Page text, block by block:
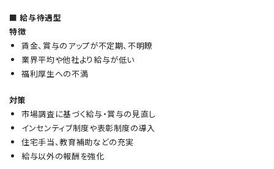
■ 給与待遇型
特徴
賃金、賞与のアップが不定期、不明瞭
業界平均や他社より給与が低い
福利厚生への不満
対策
市場調査に基づく給与・賞与の見直し
インセンティブ制度や表彰制度の導入
住宅手当、教育補助などの充実
給与以外の報酬を強化